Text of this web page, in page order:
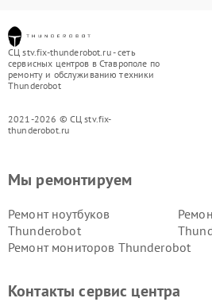
СЦ stv.fix-thunderobot.ru - сеть
сервисных центров в Ставрополе по
ремонту и обслуживанию техники
Thunderobot
2021-2026 © СЦ stv.fix-
thunderobot.ru
Мы ремонтируем
Ремонт ноутбуков
Thunderobot
Ремонт мониторов Thunderobot
Контакты сервис центра